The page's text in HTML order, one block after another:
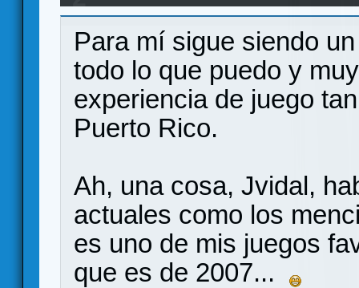
juegos modernos no le llegan a la altura?
Para mí sigue siendo
todo lo que puedo y
experiencia de juego
Puerto Rico.
Ah, una cosa, Jvidal,
actuales como los
es uno de mis juegos
que es de 2007...